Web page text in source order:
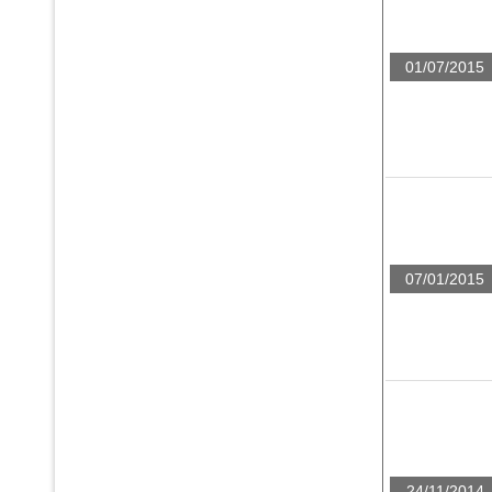
01/07/2015
07/01/2015